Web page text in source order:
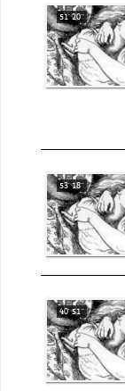
51' 20''
53' 18''
40' 51''